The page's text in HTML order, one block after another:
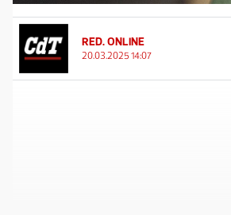
RED. ONLINE
20.03.2025 14:07